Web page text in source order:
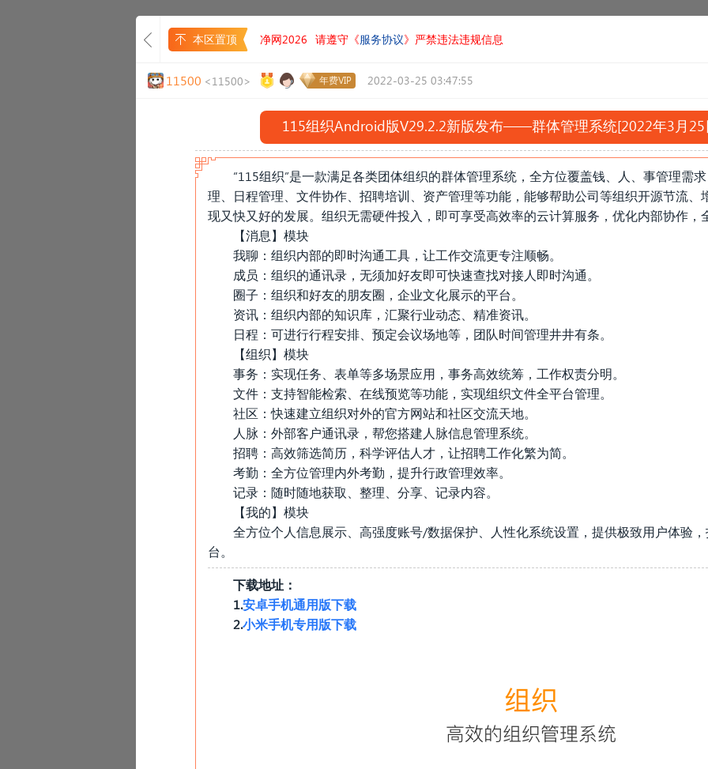
本区置顶 净网2026 请遵守《服务协议》严禁违法违规信息
11500 <11500> 年费VIP 2022-03-25 03:47:55
115组织Android版V29.2.2新版发布——群体管理系统[2022年3月
“115组织”是一款满足各类团体组织的群体管理系统，全方位覆盖钱、人、事管理需
理、日程管理、文件协作、招聘培训、资产管理等功能，能够帮助公司等组织开源节流、
现又快又好的发展。组织无需硬件投入，即可享受高效率的云计算服务，优化内部协作，
【消息】模块
我聊：组织内部的即时沟通工具，让工作交流更专注顺畅。
成员：组织的通讯录，无须加好友即可快速查找对接人即时沟通。
圈子：组织和好友的朋友圈，企业文化展示的平台。
资讯：组织内部的知识库，汇聚行业动态、精准资讯。
日程：可进行行程安排、预定会议场地等，团队时间管理井井有条。
【组织】模块
事务：实现任务、表单等多场景应用，事务高效统筹，工作权责分明。
文件：支持智能检索、在线预览等功能，实现组织文件全平台管理。
社区：快速建立组织对外的官方网站和社区交流天地。
人脉：外部客户通讯录，帮您搭建人脉信息管理系统。
招聘：高效筛选简历，科学评估人才，让招聘工作化繁为简。
考勤：全方位管理内外考勤，提升行政管理效率。
记录：随时随地获取、整理、分享、记录内容。
【我的】模块
全方位个人信息展示、高强度账号/数据保护、人性化系统设置，提供极致用户体验
台。
下载地址：
1.安卓手机通用版下载
2.小米手机专用版下载